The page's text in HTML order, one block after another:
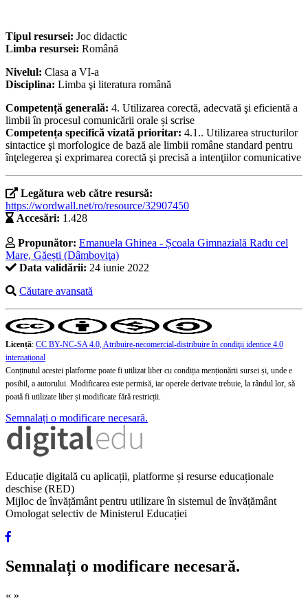
Tipul resursei: Joc didactic
Limba resursei: Română
Nivelul: Clasa a VI-a
Disciplina: Limba şi literatura română
Competență generală: 4. Utilizarea corectă, adecvată şi eficientă a
limbii în procesul comunicării orale și scrise
Competența specifică vizată prioritar: 4.1.. Utilizarea structurilor
sintactice şi morfologice de bază ale limbii române standard pentru
înţelegerea şi exprimarea corectă şi precisă a intenţiilor comunicative
Legătura web către resursă:
https://wordwall.net/ro/resource/32907450
Accesări: 1.428
Propunător: Emanuela Ghinea - Școala Gimnazială Radu cel
Mare, Găești (Dâmboviţa)
Data validării: 24 iunie 2022
Căutare avansată
Licență: CC BY-NC-SA 4.0, Atribuire-necomercial-distribuire în condiţii identice 4.0
internațional
Conținutul acestei platforme poate fi utilizat liber cu condiția menționării sursei și, unde e
posibil, a autorului. Modificarea este permisă, iar operele derivate trebuie, la rândul lor, să
poată fi utilizate liber și modificate fără restricții.
Semnalați o modificare necesară.
Educație digitală cu aplicații, platforme și resurse educaționale
deschise (RED)
Mijloc de învățământ pentru utilizare în sistemul de învățământ
Omologat selectiv de Ministerul Educației
Semnalați o modificare necesară.
« »